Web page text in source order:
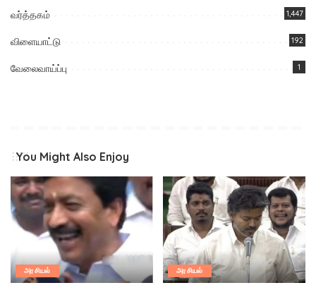
வர்த்தகம் 1,447
விளையாட்டு 192
வேலைவாய்ப்பு 1
You Might Also Enjoy
அரசியல் அரசியல்